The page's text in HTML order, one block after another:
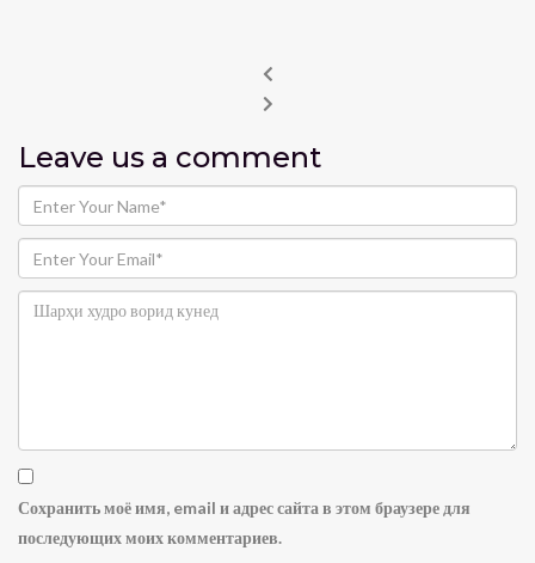
Leave us a comment
Сохранить моё имя, email и адрес сайта в этом браузере для
последующих моих комментариев.